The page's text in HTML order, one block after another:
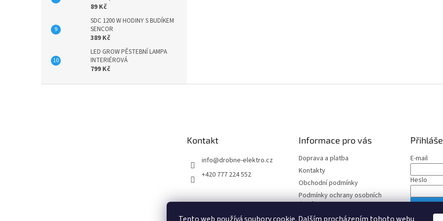
89 Kč
SDC 1200 W HODINY S BUDÍKEM
SENCOR
389 Kč
LED GROW PĚSTEBNÍ LAMPA
INTERIÉROVÁ
799 Kč
Kontakt
info@drobne-elektro.cz
+420 777 224 552
Informace pro vás
Doprava a platba
Kontakty
Obchodní podmínky
Podmínky ochrany osobních
údajů
E-mail
Heslo